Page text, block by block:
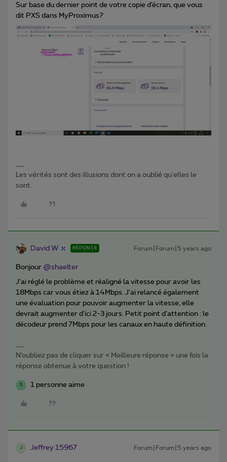
Sur base du dernier point de votre copie d’écran, que vous
dit PXS dans MyProximus?
Les vérités sont des illusions dont on a oublié qu'elles le
sont.
David W RÉPONSE Forum|Forum|5 years ago
Bonjour @shaelter
J’ai réglé le problème et réaligné la vitesse pour avoir les
18Mbps car vous étiez à 14Mbps. J’ai relancé également
une évaluation pour pouvoir augmenter la vitesse, elle
devrait augmenter d’ici 2-3 jours. Petit point d’attention : le
décodeur prend 7Mbps pour les canaux en haute définition.
N’oubliez pas de cliquer sur « Meilleure réponse » une fois la
réponse obtenue à votre question !
S 1 personne aime
J Jeffrey 15967 Forum|Forum|5 years ago